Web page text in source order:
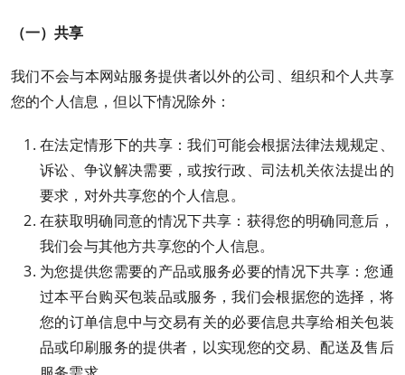
（一）共享
我们不会与本网站服务提供者以外的公司、组织和个人共享
您的个人信息，但以下情况除外：
在法定情形下的共享：我们可能会根据法律法规规定、
诉讼、争议解决需要，或按行政、司法机关依法提出的
要求，对外共享您的个人信息。
在获取明确同意的情况下共享：获得您的明确同意后，
我们会与其他方共享您的个人信息。
为您提供您需要的产品或服务必要的情况下共享：您通
过本平台购买包装品或服务，我们会根据您的选择，将
您的订单信息中与交易有关的必要信息共享给相关包装
品或印刷服务的提供者，以实现您的交易、配送及售后